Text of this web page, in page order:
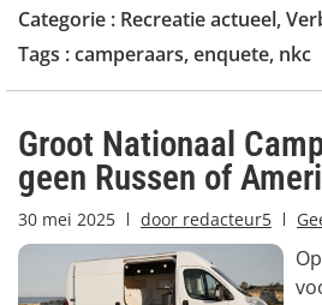
Categorie : Recreatie actueel,
Tags :camperaars,enquete, nkc
Groot Nationaal
geen Russen of
30 mei 2025 door redacteur5